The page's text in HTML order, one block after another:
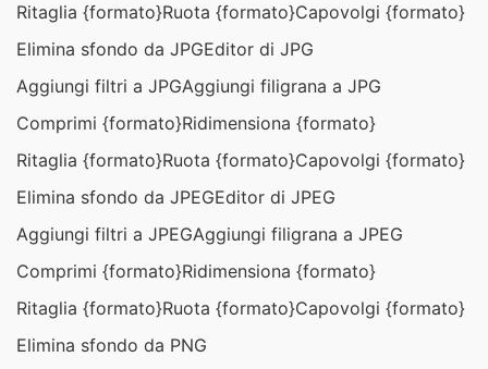
Ritaglia {formato}Ruota {formato}Capovolgi {formato}
Elimina sfondo da JPGEditor di JPG
Aggiungi filtri a JPGAggiungi filigrana a JPG
Comprimi {formato}Ridimensiona {formato}
Ritaglia {formato}Ruota {formato}Capovolgi {formato}
Elimina sfondo da JPEGEditor di JPEG
Aggiungi filtri a JPEGAggiungi filigrana a JPEG
Comprimi {formato}Ridimensiona {formato}
Ritaglia {formato}Ruota {formato}Capovolgi {formato}
Elimina sfondo da PNG